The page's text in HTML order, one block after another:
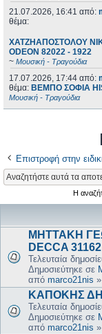
21.07.2026, 16:41 από:
θέμα:
ΧΑΤΖΗΑΠΟΣΤΟΛΟΥ
ODEON 82022 - 1922
~ Μουσική - Τραγούδια
17.07.2026, 17:44 από:
θέμα: ΒΕΜΠΟ ΣΟΦΙΑ
Μουσική - Τραγούδια
Επιστροφή στην
Η
ΜΗΤΤΑΚΗ
DECCA
Τελευταία
Δημοσιεύτηκε σε
από marco21nis »
ΚΑΠΟΚΗΣ
Τελευταία
Δημοσιεύτηκε σε
από marco21nis »